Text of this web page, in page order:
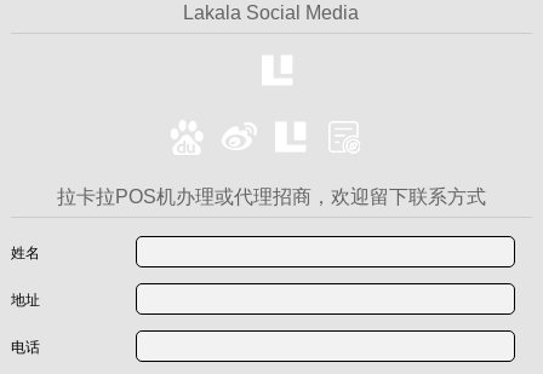
Lakala Social Media
拉卡拉POS机办理或代理招商，欢迎留下联系方式
姓名
地址
电话